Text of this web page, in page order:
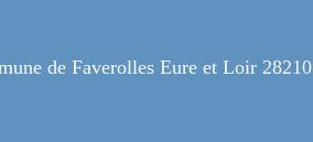
de Faverolles Eure et Loir 28210